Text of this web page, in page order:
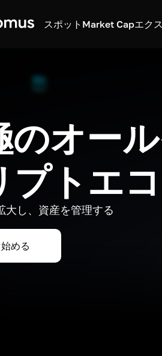
スポット Market Capエク
のオー
プトエ
大し、資産を管理する
める